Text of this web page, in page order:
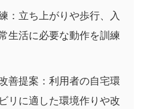
：立ち上がりや歩行、入
生活に必要な動作を訓練
善提案：利用者の自宅環
リに適した環境作りや改